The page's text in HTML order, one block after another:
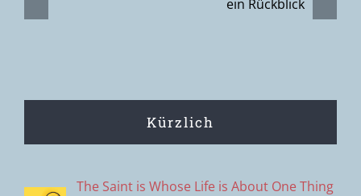
Kürzlich
The Saint is Whose Life is About One Thing